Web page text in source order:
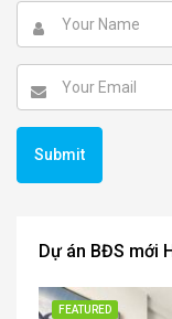
Dự án BĐS mới
FEATURED